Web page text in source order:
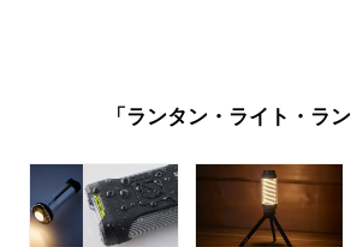
「ランタン・ライト・ラ